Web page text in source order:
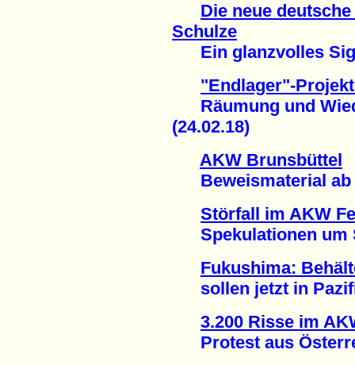
Die neue
Schulze
Ein glanzvolles
"Endlager"-
Räumung und
(24.02.18)
AKW Brunsbüttel
Beweismaterial ab
Störfall im AKW
Spekulationen um
Fukushima:
sollen jetzt in
3.200 Risse im
Protest aus